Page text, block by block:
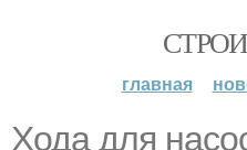
главная
Хода для